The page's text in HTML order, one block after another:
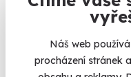
Náš web
procházení stránek